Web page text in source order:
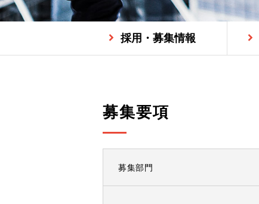
採用・募集情報
募集要項
募集部門